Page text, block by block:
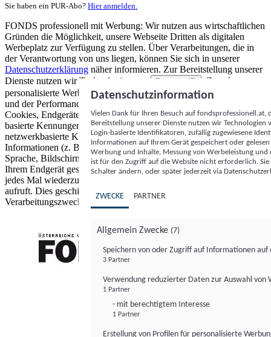
Sie haben ein PUR-Abo? Hier anmelden.
FONDS professionell mit Werbung: Wir nutzen aus wirtschaftlichen
Gründen die Möglichkeit, unsere Webseite Dritten als digitalen
Werbeplatz zur Verfügung zu stellen. Über Verarbeitungen, die in
der Verantwortung von uns liegen, können Sie sich in unserer
Datenschutzerklärung näher informieren. Zur Bereitstellung unserer
Dienste nutzen wir Technologien von
Partnern (5)
. Zwecke:
personalisierte Werbung und Inhalte, Messung von Werbeleistung
und der Performance von Inhalten sowie Zielgruppenforschung.
Cookies, Endgeräte- oder ähnliche Online-Kennungen (z. B. login-
basierte Kennungen, zufällig generierte Kennungen,
netzwerkbasierte Kennungen) können zusammen mit anderen
Informationen (z. B. Browsertyp und Browserinformationen,
Sprache, Bildschirmgröße, unterstützte Technologien usw.) auf
Ihrem Endgerät gespeichert oder von dort ausgelesen werden, um es
jedes Mal wiederzuerkennen, wenn es eine App oder einer Webseite
aufruft. Dies geschieht für einen oder mehrere der hier aufgeführten
Verarbeitungszwecke.
Datenschutzinformation
Vielen Dank für Ihren Besuch auf
Bereitstellung unserer Dienste nutzen wir Technologien
Login-basierte Identifikatoren, zufällig zugewiesene
Informationen auf Ihrem Gerät gespeichert oder
Werbung und Inhalte, Messung von Werbeleistung
ist für den Zugriff auf die Website nicht erforderlich.
Schalter ändern, oder später jederzeit via
ZWECKE PARTNER
Allgemein Zwecke (7)
Speichern von oder Zugriff auf Informationen auf
3 Partner
Verwendung reduzierter Daten zur Auswahl von
1 Partner
- mit berechtigtem Interesse
1 Partner
Erstellung von Profilen für personalisierte
FONDS professionell